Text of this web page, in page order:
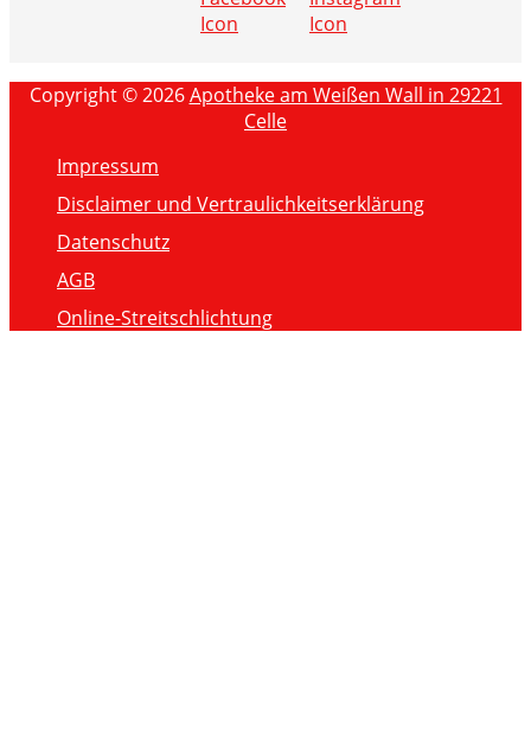
Copyright © 2026Apotheke am Weißen Wall in 29221
Celle
Impressum
Disclaimer und Vertraulichkeitserklärung
Datenschutz
AGB
Online-Streitschlichtung